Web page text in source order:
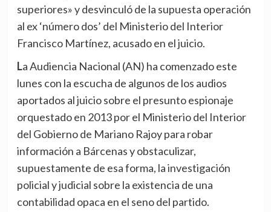
superiores» y desvinculó de la supuesta operación
al ex ‘número dos’ del Ministerio del Interior
Francisco Martínez, acusado en el juicio.
La Audiencia Nacional (AN) ha comenzado este
lunes con la escucha de algunos de los audios
aportados al juicio sobre el presunto espionaje
orquestado en 2013 por el Ministerio del Interior
del Gobierno de Mariano Rajoy para robar
información a Bárcenas y obstaculizar,
supuestamente de esa forma, la investigación
policial y judicial sobre la existencia de una
contabilidad opaca en el seno del partido.